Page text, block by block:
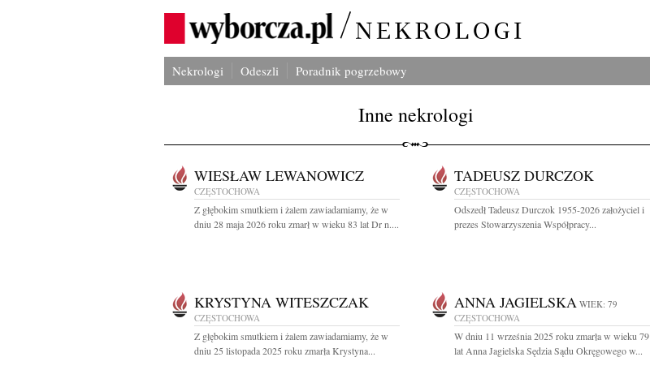
Nekrologi Odeszli Poradnik pogrzebowy
Inne nekrologi
WIESŁAW LEWANOWICZ
CZĘSTOCHOWA
Z głębokim smutkiem i żalem zawiadamiamy, że w
dniu 28 maja 2026 roku zmarł w wieku 83 lat Dr n....
TADEUSZ DURCZOK
CZĘSTOCHOWA
Odszedł Tadeusz Durczok 1955-2026 założyciel i
prezes Stowarzyszenia Współpracy...
KRYSTYNA WITESZCZAK
CZĘSTOCHOWA
Z głębokim smutkiem i żalem zawiadamiamy, że w
dniu 25 listopada 2025 roku zmarła Krystyna...
ANNA JAGIELSKA WIEK: 79
CZĘSTOCHOWA
W dniu 11 września 2025 roku zmarła w wieku 79
lat Anna Jagielska Sędzia Sądu Okręgowego w...